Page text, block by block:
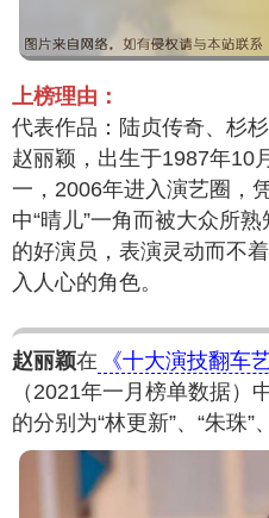
上榜理由：
代表作品：陆贞传奇、杉
赵丽颖，出生于1987年10
一，2006年进入演艺圈，
中“晴儿”一角而被大众所
的好演员，表演灵动而不
入人心的角色。
赵丽颖在
《十大演技翻车
（2021年一月榜单数据）
的分别为“林更新”、“朱珠”